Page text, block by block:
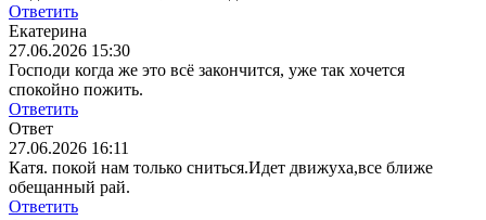
Ответить
Екатерина
27.06.2026 15:30
Господи когда же это всё закончится, уже так хочется
спокойно пожить.
Ответить
Ответ
27.06.2026 16:11
Катя. покой нам только сниться.Идет движуха,все ближе
обещанный рай.
Ответить